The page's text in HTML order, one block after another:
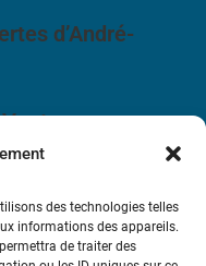
des technologies telles
informations des appareils.
de traiter des
d’André-